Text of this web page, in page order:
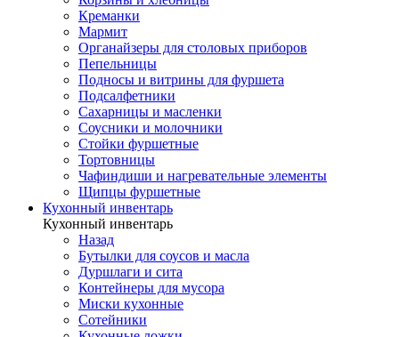
Креманки
Мармит
Органайзеры для столовых приборов
Пепельницы
Подносы и витрины для фуршета
Подсалфетники
Сахарницы и масленки
Соусники и молочники
Стойки фуршетные
Тортовницы
Чафиндиши и нагревательные элементы
Щипцы фуршетные
Кухонный инвентарь
Кухонный инвентарь
Назад
Бутылки для соусов и масла
Дуршлаги и сита
Контейнеры для мусора
Миски кухонные
Сотейники